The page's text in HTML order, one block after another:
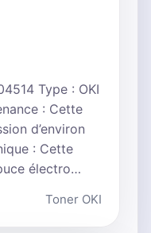
Type : OKI
: Cette
d’environ
: Cette
électro…
Toner OKI